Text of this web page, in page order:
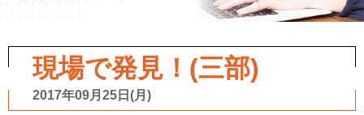
現場で発見！(三部)
2017年09月25日(月)